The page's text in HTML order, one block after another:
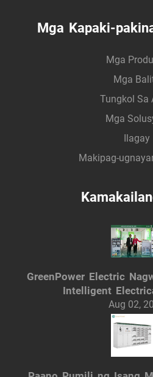
Mga Kapaki-
Mga
Mga
Tungkol Sa
Mga
Ilagay
Makipag-
GreenPower Electric
Intelligent
Aug 02,